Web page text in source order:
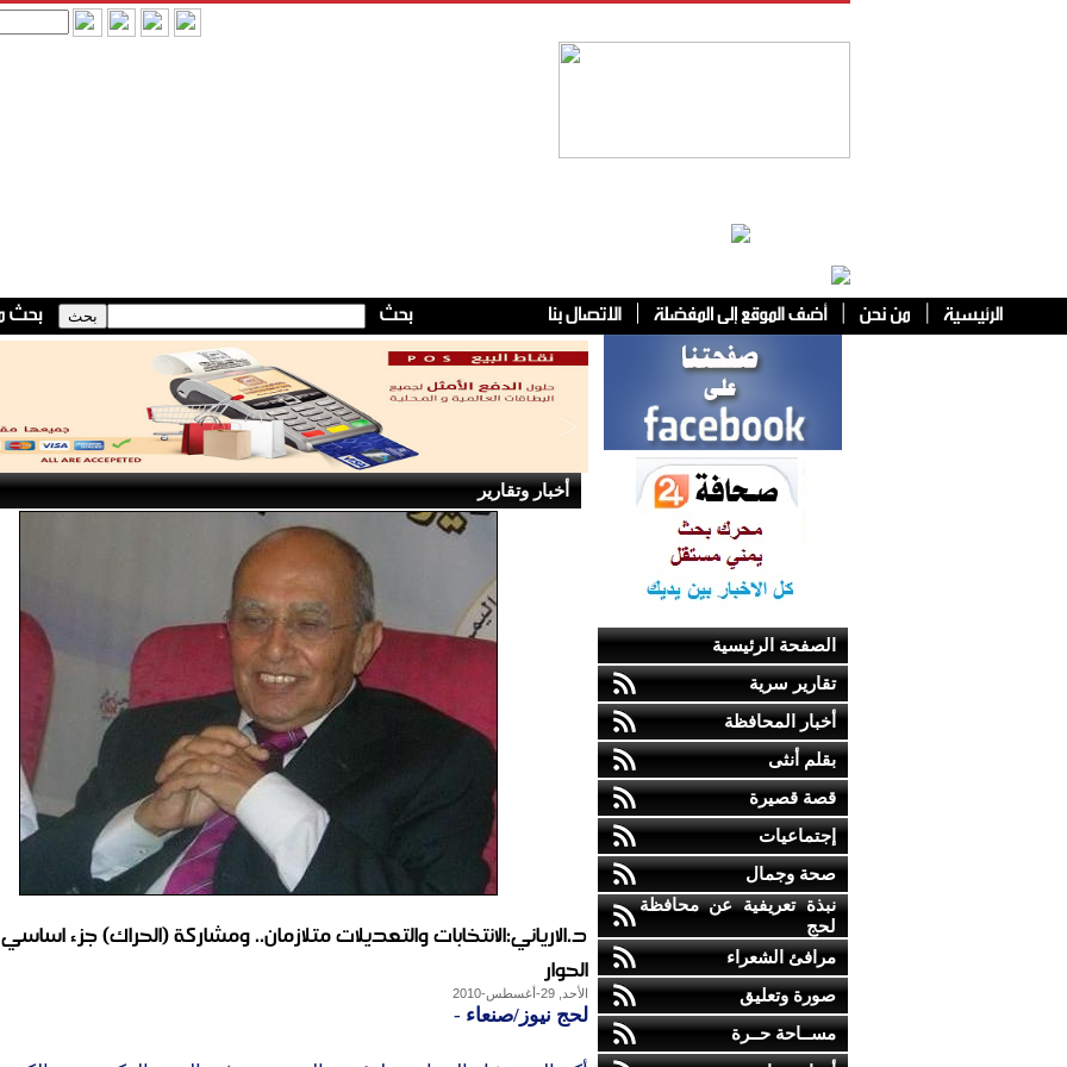
الصفحة الرئيسية
تقارير سرية
أخبار المحافظة
بقلم أنثى
قصة قصيرة
إجتماعيات
صحة وجمال
نبذة تعريفية عن محافظة
لحج
مرافئ الشعراء
صورة وتعليق
مســاحة حــرة
أخبار وتقارير
د.الارياني:الانتخابات والتعديلات متلازمان.. ومشاركة (الحراك) جزء
الحوار
الأحد, 29-أغسطس-2010
لحج نيوز/صنعاء -